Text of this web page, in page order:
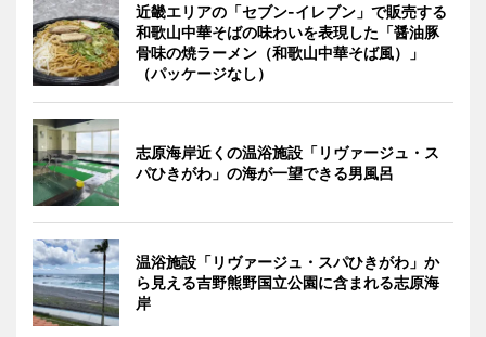
近畿エリアの「セブン-イレブン」で販売する
和歌山中華そばの味わいを表現した「醤油豚
骨味の焼ラーメン（和歌山中華そば風）」
（パッケージなし）
志原海岸近くの温浴施設「リヴァージュ・ス
パひきがわ」の海が一望できる男風呂
温浴施設「リヴァージュ・スパひきがわ」か
ら見える吉野熊野国立公園に含まれる志原海
岸